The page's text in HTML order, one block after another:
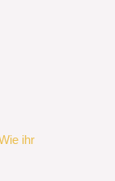
ihr